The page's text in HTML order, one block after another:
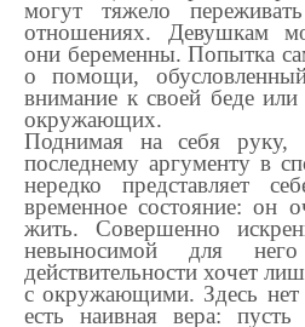
могут тяжело
отношениях. Девушкам
они беременны. Попытка
о помощи,
внимание к своей беде или
окружающих.
Поднимая на себя руку,
последнему аргументу в
нередко представляет
временное состояние: он
жить. Совершенно
невыносимой для
действительности хочет
с окружающими. Здесь
есть наивная вера: